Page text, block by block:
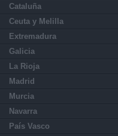
Cataluña
Ceuta y Melilla
Extremadura
Galicia
La Rioja
Madrid
Murcia
Navarra
País Vasco